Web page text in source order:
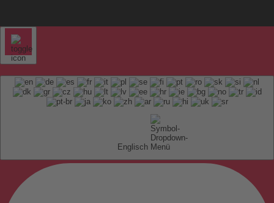
Englisch